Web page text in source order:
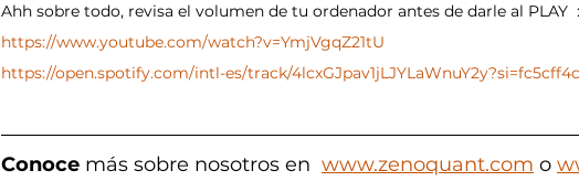
Ahh sobre todo, revisa el volumen de tu ordenador antes de darle al PLAY
https://www.youtube.com/watch?v=YmjVgqZ21tU
https://open.spotify.com/intl-es/track/
Conoce más sobre nosotros en www.zenoquant.com o